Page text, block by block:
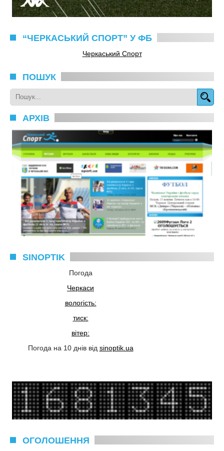
“ЧЕРКАСЬКИЙ СПОРТ” У ФБ
Черкаський Спорт
ПОШУК
АРХІВ
SINOPTIK
Погода
Черкаси
вологість:
тиск:
вітер:
Погода на 10 днів від sinoptik.ua
ОГОЛОШЕННЯ